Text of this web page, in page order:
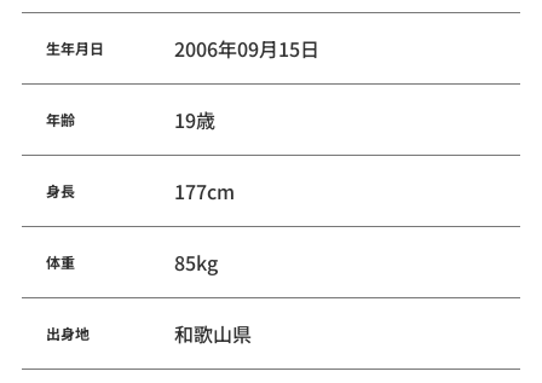
生年月日 2006年09月15日
年齢 19歳
身長 177cm
体重 85kg
出身地 和歌山県